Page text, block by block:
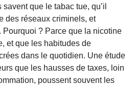
que le tabac tue, qu’il
des réseaux criminels, et
Pourquoi ? Parce que la nicotine
et que les habitudes de
dans le quotidien. Une étude
que les hausses de taxes, loin
poussent souvent les